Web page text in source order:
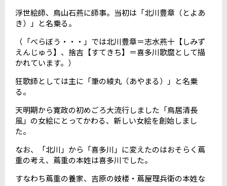
浮世絵師、鳥山石燕に師事。当初は「北川豊章（とよあ
き）」と名乗る。
（「べらぼう・・・」では北川豊章＝志水燕十【しみず
えんじゅう】、捨吉【すてきち】＝喜多川歌麿として描
かれています。）
狂歌師としては主に「筆の綾丸（あやまる）」と名乗
る。
天明期から寛政の初めごろ大流行しました「鳥居清長
風」の女絵にとってかわる、新しい女絵を創始しまし
た。
なお、「北川」から「喜多川」に変えたのはおそらく蔦
重の考え、蔦重の本姓は喜多川でした。
すなわち蔦重の養家、吉原の妓楼・蔦屋理兵衛の本姓な